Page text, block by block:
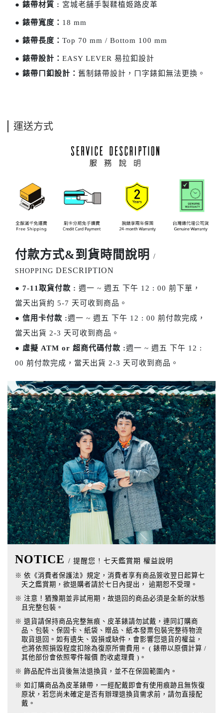
● 錶帶材質 : 宮城老舖手製鞣植姬路皮革
● 錶帶寬度： 18 mm
● 錶帶長度： Top 70 mm / Bottom 100 mm
● 錶帶設計： EASY LEVER 易拉釦設計
● 錶帶ㄇ釦設計： 舊制錶帶設計，ㄇ字錶釦無法更換。
運送方式
付款方式&到貨時間說明
/
SHOPPING DESCRIPTION
● 7-11取貨付款 : 週一 ~ 週五 下午 12 : 00 前下單，
當天出貨約 5-7 天可收到商品。
● 信用卡付款 :週一 ~ 週五 下午 12 : 00 前付款完成，
當天出貨 2-3 天可收到商品。
● 虛擬 ATM or 超商代碼付款 :週一 ~ 週五 下午 12 :
00 前付款完成，當天出貨 2-3 天可收到商品。
NOTICE / 提醒您 ! 七天鑑賞期 權益說明
※ 依《消費者保護法》規定，消費者享有商品簽收翌日起算七
天之鑑賞期，欲退購者請於七日內提出， 逾期恕不受理。
※ 注意！猶豫期並非試用期，故退回的商品必須是全新的狀態
且完整包裝。
※ 退貨請保持商品完整無痕、皮革錶請勿試戴，連同訂購商
品、包裝、保固卡、紙袋、贈品、紙本發票包裝完整待物流
取貨退回。如有遺失、毀損或缺件，會影響您退貨的權益，
也將依照損毀程度扣除為復原所需費用。 ( 錶帶以原價計算 /
其他部份會依照零件報價 酌收處理費 )。
※ 飾品配件出貨後無法退換貨，並不在保固範圍內。
※ 如訂購商品為皮革錶帶，一經配戴即會有使用痕跡且無恢復
原狀，若您尚未確定是否有辦理退換貨需求前，請勿直接配
戴。